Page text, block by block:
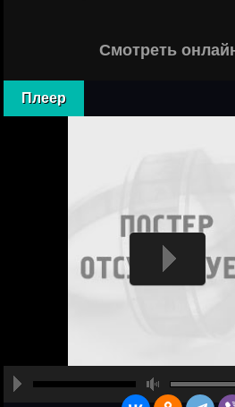
Смотреть
Плеер